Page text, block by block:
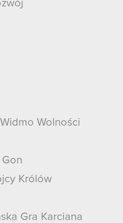
Wolności
Królów
Gra Karciana